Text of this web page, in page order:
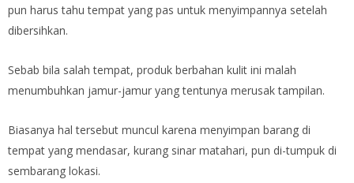
pun harus tahu tempat yang pas untuk menyimpannya setelah
dibersihkan.
Sebab bila salah tempat, produk berbahan kulit ini malah
menumbuhkan jamur-jamur yang tentunya merusak tampilan.
Biasanya hal tersebut muncul karena menyimpan barang di
tempat yang mendasar, kurang sinar matahari, pun di-tumpuk di
sembarang lokasi.